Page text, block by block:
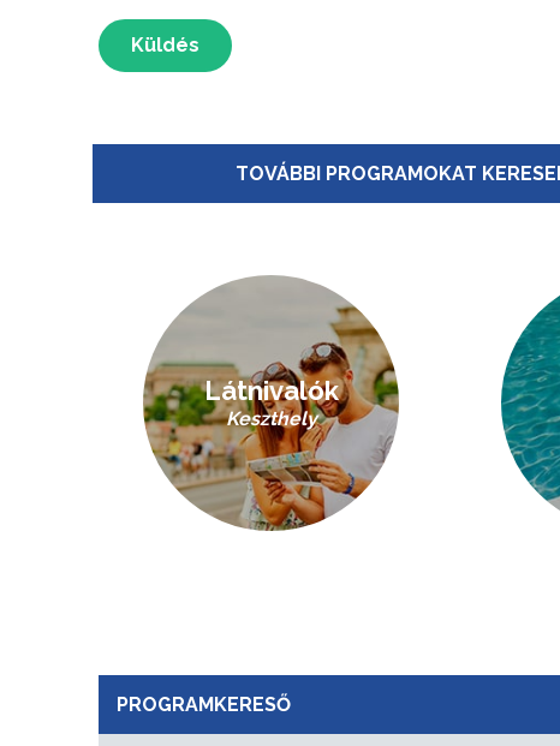
Küldés
TOVÁBBI PROGRAMOKAT
Látnivalók
Keszthely
PROGRAMKERESŐ